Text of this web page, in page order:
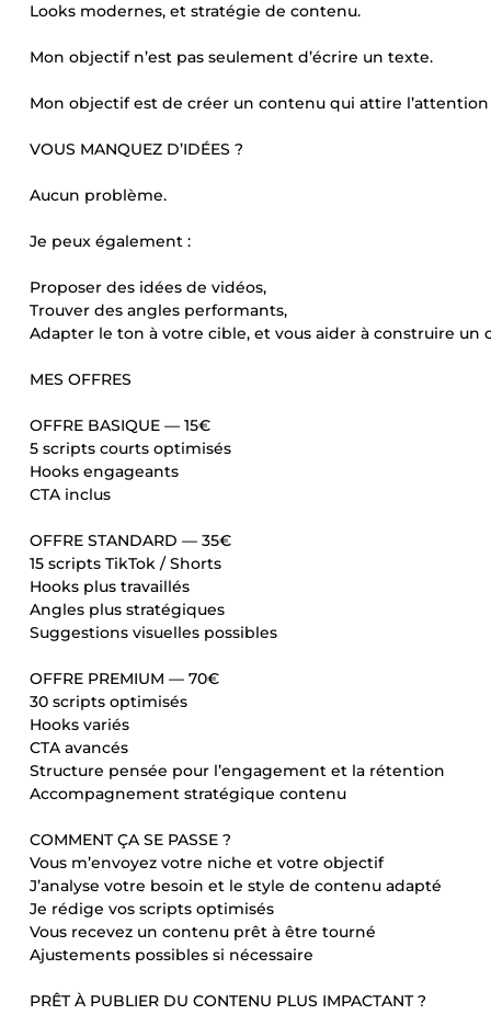
Looks modernes, et stratégie de contenu.
Mon objectif n’est pas seulement d’écrire un texte.
Mon objectif est de créer un contenu qui attire
VOUS MANQUEZ D’IDÉES ?
Aucun problème.
Je peux également :
Proposer des idées de vidéos,
Trouver des angles performants,
Adapter le ton à votre cible, et vous aider à construire un
MES OFFRES
OFFRE BASIQUE — 15€
5 scripts courts optimisés
Hooks engageants
CTA inclus
OFFRE STANDARD — 35€
15 scripts TikTok / Shorts
Hooks plus travaillés
Angles plus stratégiques
Suggestions visuelles possibles
OFFRE PREMIUM — 70€
30 scripts optimisés
Hooks variés
CTA avancés
Structure pensée pour l’engagement et la rétention
Accompagnement stratégique contenu
COMMENT ÇA SE PASSE ?
Vous m’envoyez votre niche et votre objectif
J’analyse votre besoin et le style de contenu adapté
Je rédige vos scripts optimisés
Vous recevez un contenu prêt à être tourné
Ajustements possibles si nécessaire
PRÊT À PUBLIER DU CONTENU PLUS IMPACTANT ?